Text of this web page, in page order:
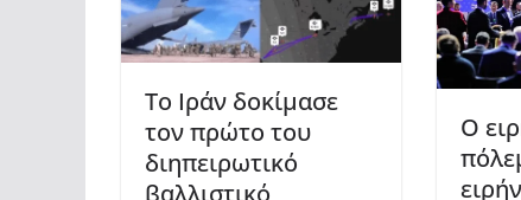
Το Ιράν δοκίμασε
τον πρώτο του
διηπειρωτικό
βαλλιστικό
Ο